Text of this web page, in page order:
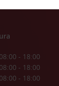
08:00 - 18:00
08:00 - 18:00
08:00 - 18:00